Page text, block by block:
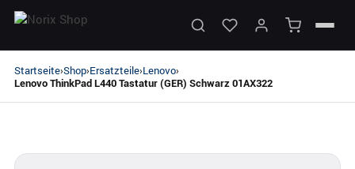
Startseite›Shop›Ersatzteile›Lenovo›
Lenovo ThinkPad L440 Tastatur (GER) Schwarz 01AX322